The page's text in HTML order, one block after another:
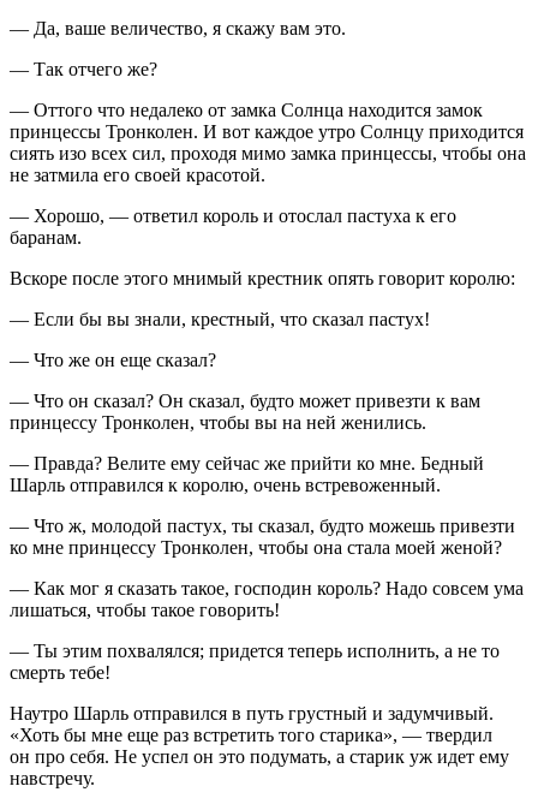
— Да, ваше величество, я скажу вам это.
— Так отчего же?
— Оттого что недалеко от замка Солнца находится замок
принцессы Тронколен. И вот каждое утро Солнцу приходится
сиять изо всех сил, проходя мимо замка принцессы, чтобы она
не затмила его своей красотой.
— Хорошо, — ответил король и отослал пастуха к его
баранам.
Вскоре после этого мнимый крестник опять говорит королю:
— Если бы вы знали, крестный, что сказал пастух!
— Что же он еще сказал?
— Что он сказал? Он сказал, будто может привезти к вам
принцессу Тронколен, чтобы вы на ней женились.
— Правда? Велите ему сейчас же прийти ко мне. Бедный
Шарль отправился к королю, очень встревоженный.
— Что ж, молодой пастух, ты сказал, будто можешь привезти
ко мне принцессу Тронколен, чтобы она стала моей женой?
— Как мог я сказать такое, господин король? Надо совсем ума
лишаться, чтобы такое говорить!
— Ты этим похвалялся; придется теперь исполнить, а не то
смерть тебе!
Наутро Шарль отправился в путь грустный и задумчивый.
«Хоть бы мне еще раз встретить того старика», — твердил
он про себя. Не успел он это подумать, а старик уж идет ему
навстречу.